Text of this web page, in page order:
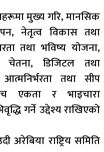
मुख्य गरि, मानसिक
नेतृत्व विकास तथा
तथा भविष्य योजना,
चेतना, डिजिटल तथा
तथा सीप
एकता र भाइचारा
गर्ने उद्देश्य राखिएको
अरेबिया राष्ट्रिय समिति